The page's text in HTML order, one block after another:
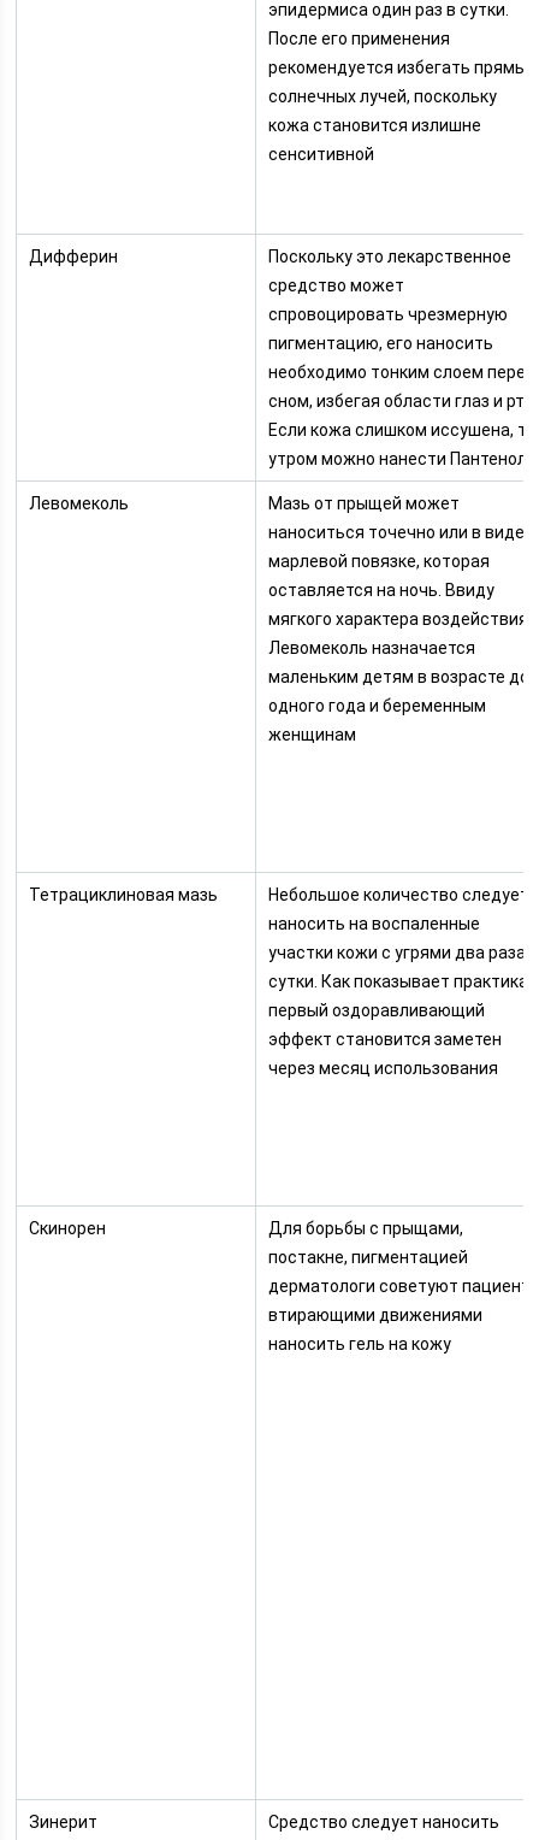
эпидермиса один раз в сутки.
После его применения
рекомендуется избегать прямых
солнечных лучей, поскольку
кожа становится излишне
сенситивной
Дифферин
Поскольку это лекарственное
средство может
спровоцировать чрезмерную
пигментацию, его наносить
необходимо тонким слоем перед
сном, избегая области глаз и рта.
Если кожа слишком иссушена, то
утром можно нанести Пантенол
Левомеколь
Мазь от прыщей может
наноситься точечно или в виде
марлевой повязке, которая
оставляется на ночь. Ввиду
мягкого характера воздействия,
Левомеколь назначается
маленьким детям в возрасте до
одного года и беременным
женщинам
Тетрациклиновая мазь
Небольшое количество следует
наносить на воспаленные
участки кожи с угрями два раза в
сутки. Как показывает практика,
первый оздоравливающий
эффект становится заметен
через месяц использования
Скинорен
Для борьбы с прыщами,
постакне, пигментацией
дерматологи советуют
втирающими движениями
наносить гель на кожу
Зинерит
Средство следует наносить